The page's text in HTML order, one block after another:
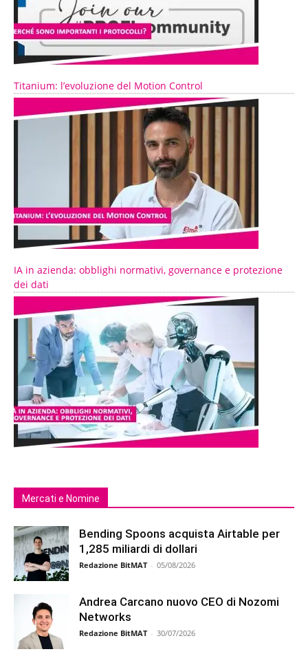
Titanium: l’evoluzione del Motion Control
IA in azienda: obblighi normativi, governance e protezione
dei dati
Mercati e Nomine
Bending Spoons acquista Airtable per
1,285 miliardi di dollari
Redazione BitMAT - 05/08/2026
Andrea Carcano nuovo CEO di Nozomi
Networks
Redazione BitMAT - 30/07/2026